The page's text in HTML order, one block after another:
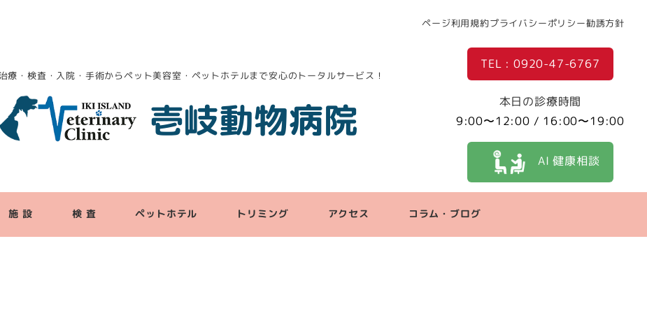
ページ利用規約プライバシーポリシー勧誘方針
療・検査・入院・手術からペット美容室・ペットホテルまで安心のトータルサービス！
壱岐動物病院
TEL : 0920-47-6767
本日の診療時間
9:00〜12:00 / 16:00〜19:00
AI 健康相談
施 設 検 査 ペットホテル トリミング アクセス コラム・ブログ